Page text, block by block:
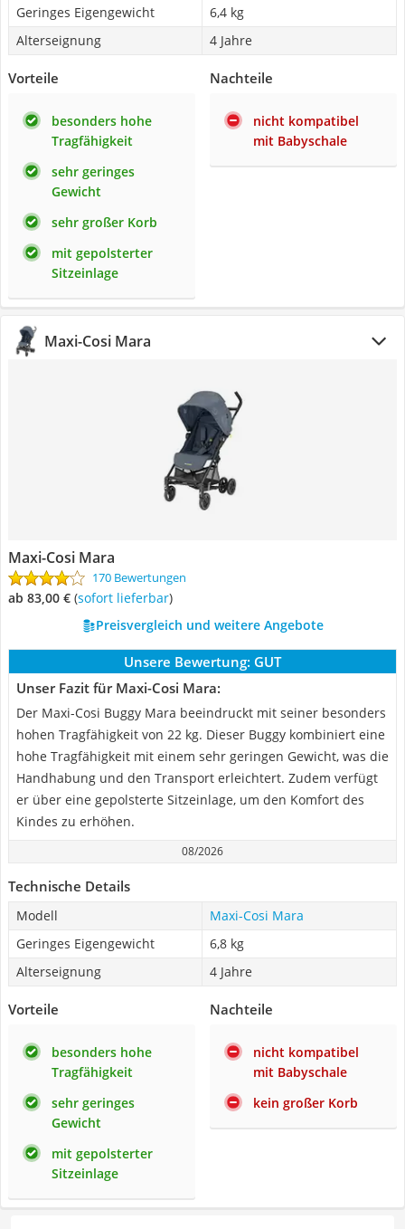
Geringes Eigengewicht
6,4 kg
Alterseignung
4 Jahre
Vorteile
besonders hohe
Tragfähigkeit
sehr geringes
Gewicht
sehr großer Korb
mit gepolsterter
Sitzeinlage
Nachteile
nicht kompatibel
mit Babyschale
Maxi-Cosi Mara
Maxi-Cosi Mara
170 Bewertungen
ab 83,00 € ( Sofort lieferbar)
Preisvergleich und weitere Angebote
Unsere Bewertung: GUT
Unser Fazit für Maxi-Cosi Mara:
Der Maxi-Cosi Buggy Mara beeindruckt mit seiner besonders
hohen Tragfähigkeit von 22 kg. Dieser Buggy kombiniert eine
hohe Tragfähigkeit mit einem sehr geringen Gewicht, was die
Handhabung und den Transport erleichtert. Zudem verfügt
er über eine gepolsterte Sitzeinlage, um den Komfort des
Kindes zu erhöhen.
08/2026
Technische Details
Modell
Maxi-Cosi Mara
Geringes Eigengewicht
6,8 kg
Alterseignung
4 Jahre
Vorteile
besonders hohe
Tragfähigkeit
sehr geringes
Gewicht
mit gepolsterter
Sitzeinlage
Nachteile
nicht kompatibel
mit Babyschale
kein großer Korb